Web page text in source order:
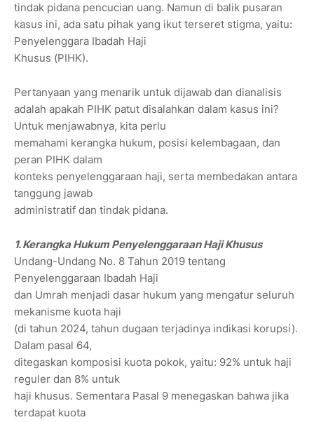
tindak pidana pencucian uang. Namun di balik pusaran
kasus ini, ada satu pihak yang ikut terseret stigma, yaitu:
Penyelenggara Ibadah Haji
Khusus (PIHK).
Pertanyaan yang menarik untuk dijawab dan dianalisis
adalah apakah PIHK patut disalahkan dalam kasus ini?
Untuk menjawabnya, kita perlu
memahami kerangka hukum, posisi kelembagaan, dan
peran PIHK dalam
konteks penyelenggaraan haji, serta membedakan antara
tanggung jawab
administratif dan tindak pidana.
1. Kerangka Hukum Penyelenggaraan Haji Khusus
Undang-Undang No. 8 Tahun 2019 tentang
Penyelenggaraan Ibadah Haji
dan Umrah menjadi dasar hukum yang mengatur seluruh
mekanisme kuota haji
(di tahun 2024, tahun dugaan terjadinya indikasi korupsi).
Dalam pasal 64,
ditegaskan komposisi kuota pokok, yaitu: 92% untuk haji
reguler dan 8% untuk
haji khusus. Sementara Pasal 9 menegaskan bahwa jika
terdapat kuota